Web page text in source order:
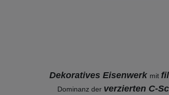
Dekoratives Eisenwerk mit
Dominanz der verzierten C-